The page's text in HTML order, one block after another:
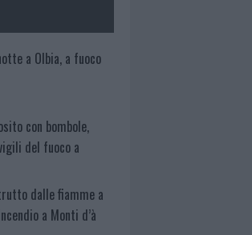
a Olbia, a fuoco
con bombole,
del fuoco a
dalle fiamme a
a Monti d’à